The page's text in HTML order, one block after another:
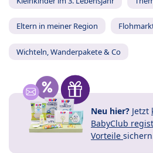
Eltern in meiner Region
Wichteln, Wanderpakete & Co
Neu hier? Jetzt
BabyClub
Vorteile